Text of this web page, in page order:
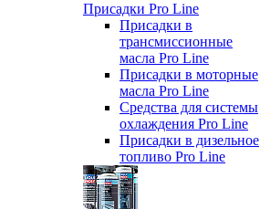
Присадки Pro Line
Присадки в
трансмиссионные
масла Pro Line
Присадки в моторные
масла Pro Line
Средства для системы
охлаждения Pro Line
Присадки в дизельное
топливо Pro Line